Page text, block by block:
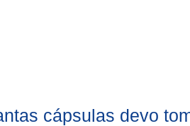
cápsulas devo